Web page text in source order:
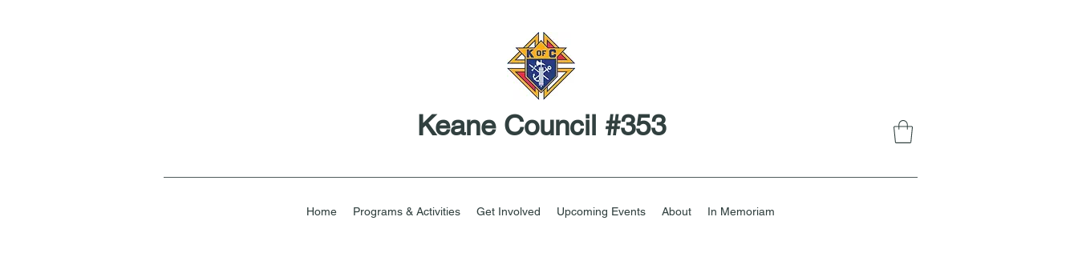
Keane Council #353
Home Programs & Activities Get Involved Upcoming Events About In Memoriam